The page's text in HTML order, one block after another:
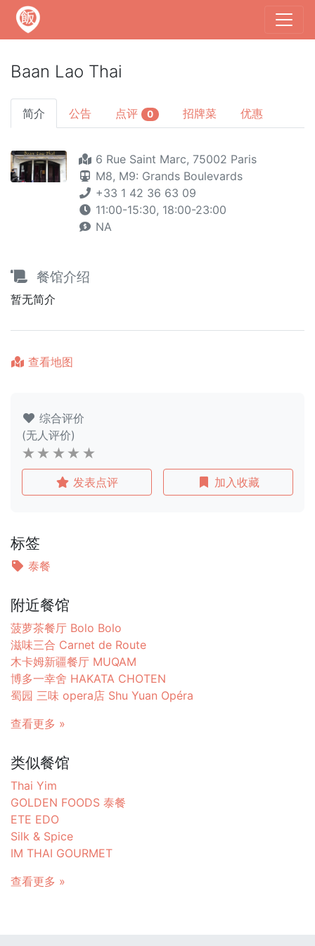
Baan Lao Thai
简介 公告 点评 0 招牌菜 优惠
6 Rue Saint Marc, 75002 Paris
M8, M9: Grands Boulevards
+33 1 42 36 63 09
11:00-15:30, 18:00-23:00
NA
餐馆介绍
暂无简介
查看地图
综合评价
(无人评价)
发表点评 加入收藏
标签
泰餐
附近餐馆
菠萝茶餐厅 Bolo Bolo
滋味三合 Carnet de Route
木卡姆新疆餐厅 MUQAM
博多一幸舍 HAKATA CHOTEN
蜀园 三味 opera店 Shu Yuan Opéra
查看更多 »
类似餐馆
Thai Yim
GOLDEN FOODS 泰餐
ETE EDO
Silk & Spice
IM THAI GOURMET
查看更多 »